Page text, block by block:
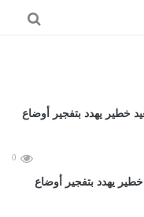
0
يهدد بتفجير أوضاع